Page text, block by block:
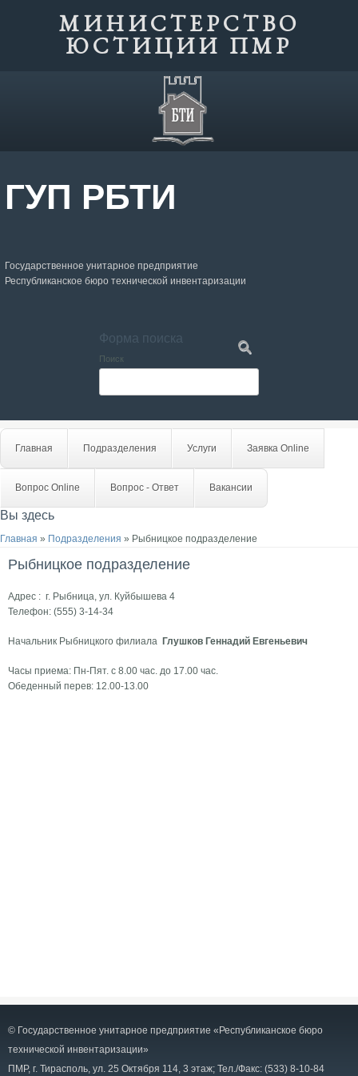
МИНИСТЕРСТВО
ЮСТИЦИИ ПМР
ГУП РБТИ
Государственное унитарное предприятие
Республиканское бюро технической инвентаризации
Форма поиска
Поиск
Главная Подразделения Услуги Заявка Online
Вопрос Online Вопрос - Ответ Вакансии
Вы здесь
Главная » Подразделения » Рыбницкое подразделение
Рыбницкое подразделение
Адрес : г. Рыбница, ул. Куйбышева 4
Телефон: (555) 3-14-34
Начальник Рыбницкого филиала Глушков Геннадий Евгеньевич
Часы приема: Пн-Пят. с 8.00 час. до 17.00 час.
Обеденный перев: 12.00-13.00
© Государственное унитарное предприятие «Республиканское бюро
технической инвентаризации»
ПМР, г. Тирасполь, ул. 25 Октября 114, 3 этаж; Тел./Факс: (533) 8-10-84